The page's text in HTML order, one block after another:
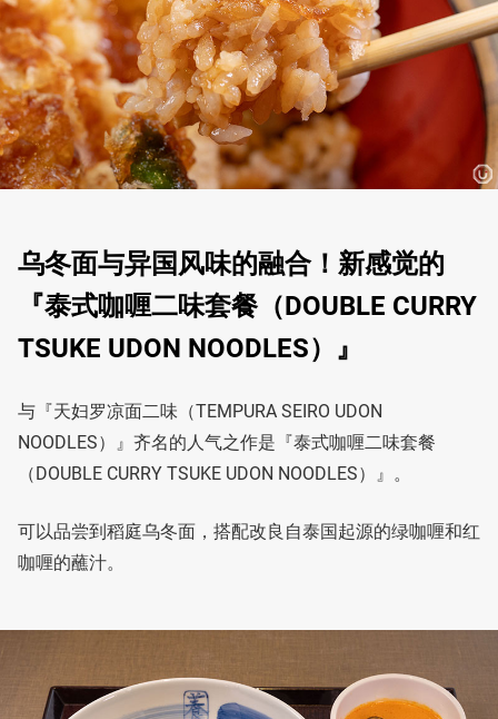
乌冬面与异国风味的融合！新感觉的
『泰式咖喱二味套餐（DOUBLE CURRY
TSUKE UDON NOODLES）』
与『天妇罗凉面二味（TEMPURA SEIRO UDON
NOODLES）』齐名的人气之作是『泰式咖喱二味套餐
（DOUBLE CURRY TSUKE UDON NOODLES）』。
可以品尝到稻庭乌冬面，搭配改良自泰国起源的绿咖喱和红
咖喱的蘸汁。